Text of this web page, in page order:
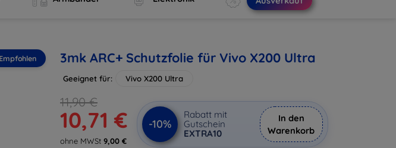
Empfohlen 3mk ARC+ Schutzfolie für Vivo X200 Ultra
Geeignet für: Vivo X200 Ultra
11,90 €
10,71 €
ohne MWSt 9,00 €
-10%
Rabatt mit
Gutschein
EXTRA10
In den
Warenkorb